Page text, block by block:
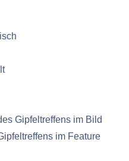
Gipfeltreffens im Bild
im Feature